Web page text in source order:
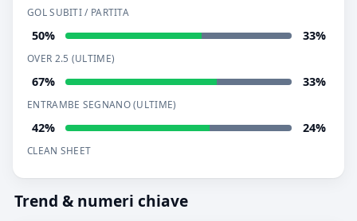
GOL SUBITI / PARTITA
50% 33%
OVER 2.5 (ULTIME)
67% 33%
ENTRAMBE SEGNANO (ULTIME)
42% 24%
CLEAN SHEET
Trend & numeri chiave